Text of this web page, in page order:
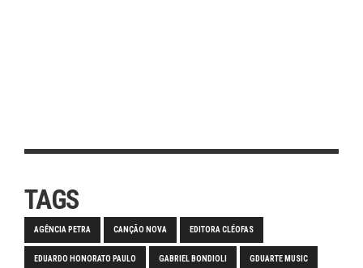
TAGS
AGÊNCIA PETRA CANÇÃO NOVA EDITORA CLÉOFAS
EDUARDO HONORATO PAULO GABRIEL BONDIOLI GDUARTE MUSIC